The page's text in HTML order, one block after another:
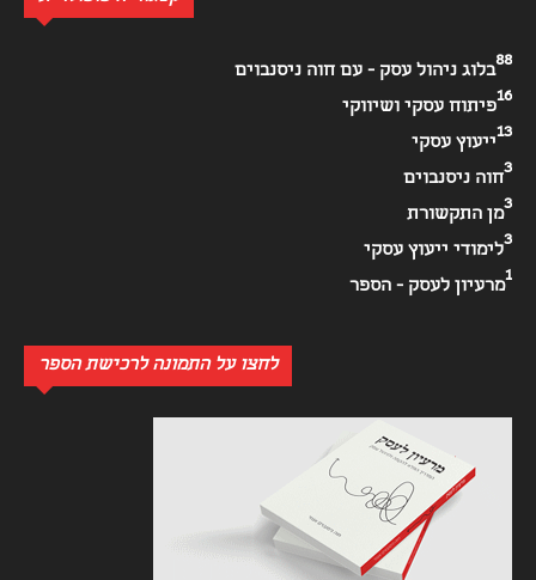
בלוג ניהול עסק - עם חוה ניסנבוים
88
פיתוח עסקי ושיווקי
16
ייעוץ עסקי
13
חוה ניסנבוים
3
מן התקשורת
3
לימודי ייעוץ עסקי
3
מרעיון לעסק - הספר
1
לחצו על התמונה לרכישת הספר